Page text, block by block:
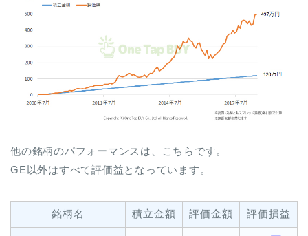
他の銘柄のパフォーマンスは、こちらです。
GE以外はすべて評価益となっています。
銘柄名 積立金額 評価金額 評価損益